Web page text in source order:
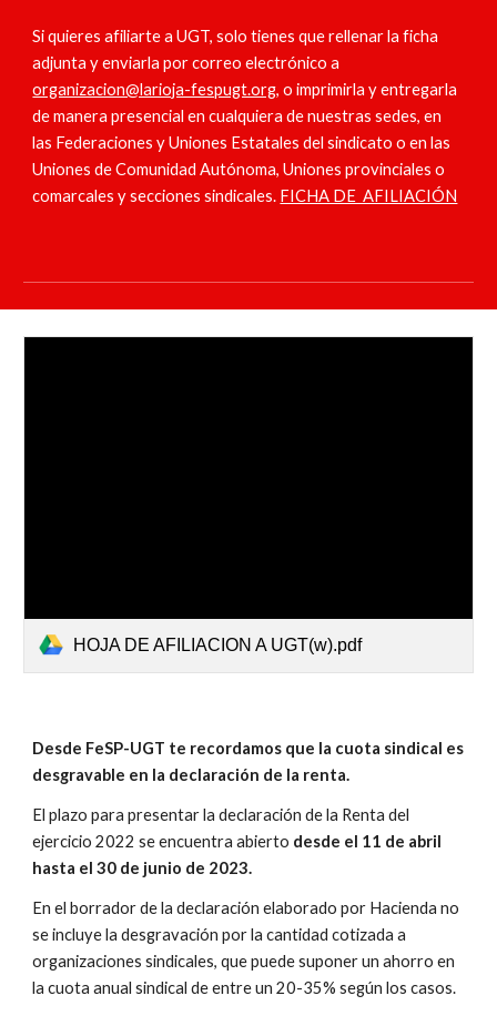
Si quieres afiliarte a UGT, solo tienes que rellenar la ficha
adjunta y enviarla por correo electrónicoa
organizacion@larioja-fespugt.org, o imprimirla y entregarla
de manera presencial en cualquiera de nuestras sedes, en
las Federaciones y Uniones Estatales del sindicato o en las
Uniones de Comunidad Autónoma, Uniones provinciales o
comarcales y secciones sindicales. FICHA DE AFILIACIÓN
HOJA DE AFILIACION A UGT(w).pdf
Desde FeSP-UGT te recordamos que la cuota sindical es
desgravable en la declaración de la renta.
El plazo para presentar la declaración de la Renta del
ejercicio 2022 se encuentra abierto desde el 11 de abril
hasta el 30 de junio de 2023.
En el borrador de la declaración elaborado por Hacienda no
se incluye la desgravación por la cantidad cotizada a
organizaciones sindicales, que puede suponer un ahorro en
la cuota anual sindical de entre un 20-35% según los casos.